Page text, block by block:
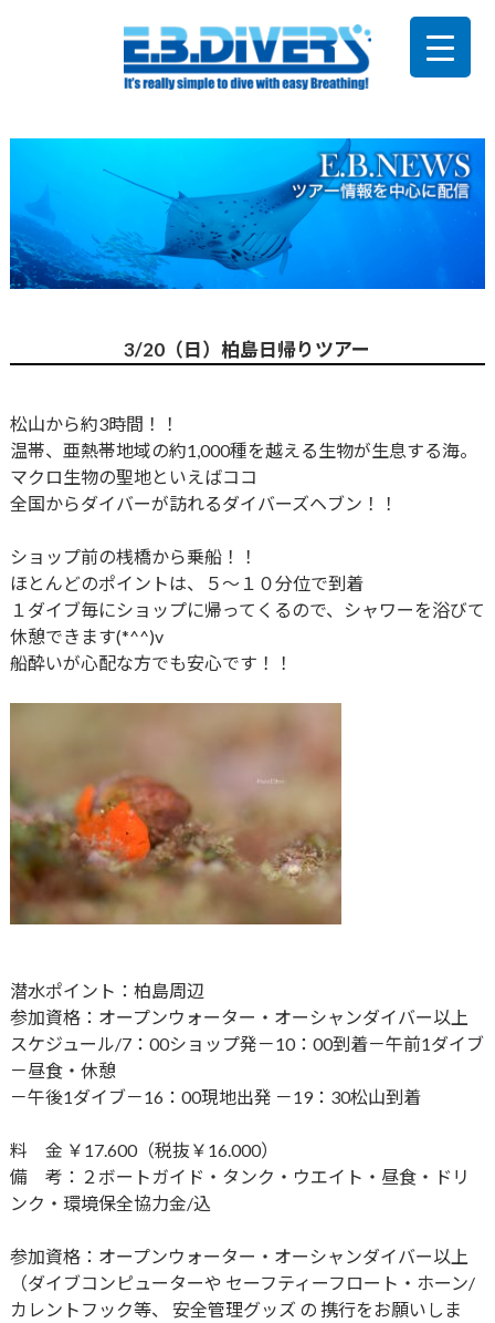
3/20（日）柏島日帰りツアー
松山から約3時間！！
温帯、亜熱帯地域の約1,000種を越える生物が生息する海。
マクロ生物の聖地といえばココ
全国からダイバーが訪れるダイバーズヘブン！！
ショップ前の桟橋から乗船！！
ほとんどのポイントは、５～１０分位で到着
１ダイブ毎にショップに帰ってくるので、シャワーを浴びて
休憩できます(*^^)v
船酔いが心配な方でも安心です！！
潜水ポイント：柏島周辺
参加資格：オープンウォーター・オーシャンダイバー以上
スケジュール/7：00ショップ発－10：00到着－午前1ダイブ
－昼食・休憩
－午後1ダイブ－16：00現地出発 －19：30松山到着
料 金 ￥17.600（税抜￥16.000）
備 考：２ボートガイド・タンク・ウエイト・昼食・ドリ
ンク・環境保全協力金/込
参加資格：オープンウォーター・オーシャンダイバー以上
（ダイブコンピューターや セーフティーフロート・ホーン/
カレントフック等、 安全管理グッズ の 携行をお願いしま